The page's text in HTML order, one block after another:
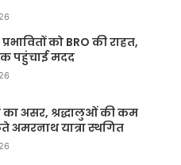
को BRO की राहत,
पहुंचाई मदद
असर, श्रद्धालुओं की कम
यात्रा स्थगित